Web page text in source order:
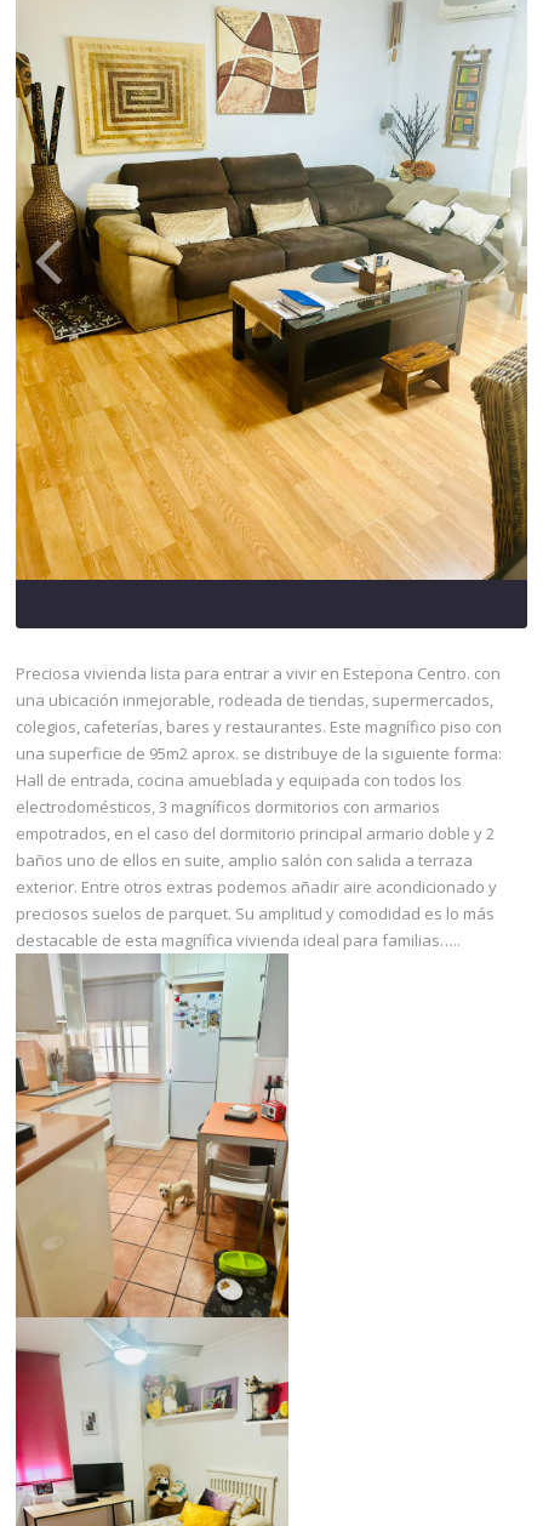
Preciosa vivienda lista para entrar a vivir en Estepona Centro. con
una ubicación inmejorable, rodeada de tiendas, supermercados,
colegios, cafeterías, bares y restaurantes. Este magnífico piso con
una superficie de 95m2 aprox. se distribuye de la siguiente forma:
Hall de entrada, cocina amueblada y equipada con todos los
electrodomésticos, 3 magníficos dormitorios con armarios
empotrados, en el caso del dormitorio principal armario doble y 2
baños uno de ellos en suite, amplio salón con salida a terraza
exterior. Entre otros extras podemos añadir aire acondicionado y
preciosos suelos de parquet. Su amplitud y comodidad es lo más
destacable de esta magnífica vivienda ideal para familias…..